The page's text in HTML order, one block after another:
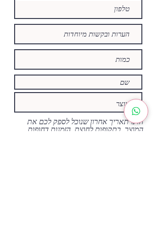
הזינו תאריך אחרון שנוכל לספק לכם את
המוצר, בתקופות לחוצת ,הזמנות דחופות